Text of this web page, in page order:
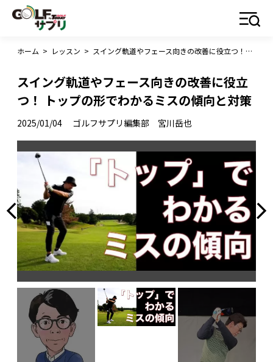
ホーム > レッスン > スイング軌道やフェース向きの改善に役立つ！ トップの形でわかるミスの傾向と対策
スイング軌道やフェース向きの改善に役立
つ！ トップの形でわかるミスの傾向と対策
2025/01/04 ゴルフサプリ編集部 宮川岳也